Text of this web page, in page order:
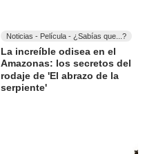
Noticias - Película - ¿Sabías que...?
La increíble odisea en el
Amazonas: los secretos del
rodaje de 'El abrazo de la
serpiente'